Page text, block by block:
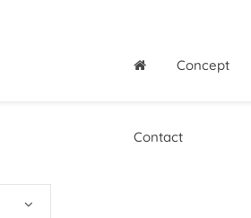
Concept
Contact